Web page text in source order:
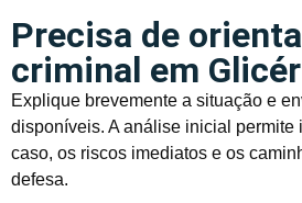
Precisa de
criminal em
Explique brevemente a situação e
disponíveis. A análise inicial permite
caso, os riscos imediatos e os
defesa.